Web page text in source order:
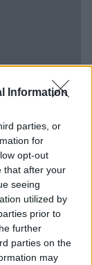
Information
parties, or
for
opt-out
that after your
seeing
utilized by
prior to
further
parties on the
may
amžiaus
ištraukė į